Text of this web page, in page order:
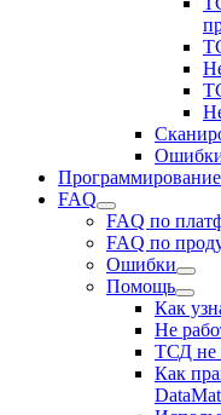
FAQ
FAQ по
FAQ по
Ошибки
Помощь
Как
Не
ТСД не
Как